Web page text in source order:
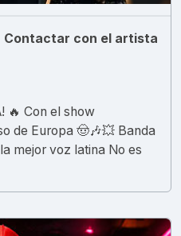
Contactar con el artista
🔥 Con el show
de Europa 🤠🎶💥 Banda
mejor voz latina No es